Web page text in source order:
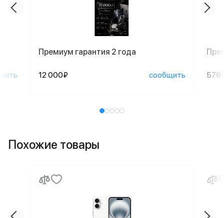
Премиум гарантия 2 года
12 000₽ сообщить
Похожие товары